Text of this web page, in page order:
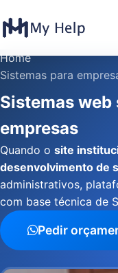
Home
Sistemas para
Sistemas web
empresas
Quando o site
desenvolvimento de
administrativos,
com base técnica de
Pedir